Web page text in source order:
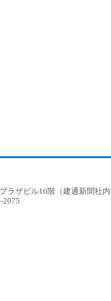
ラザビル16階（建通新聞社
2075